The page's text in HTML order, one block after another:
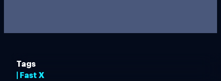
Tags
| Fast X